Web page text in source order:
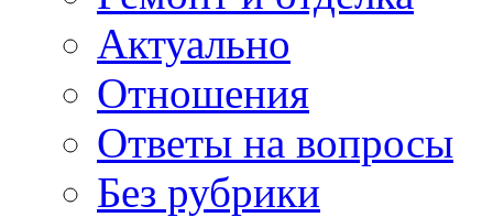
Актуально
Отношения
Ответы на вопросы
Без рубрики